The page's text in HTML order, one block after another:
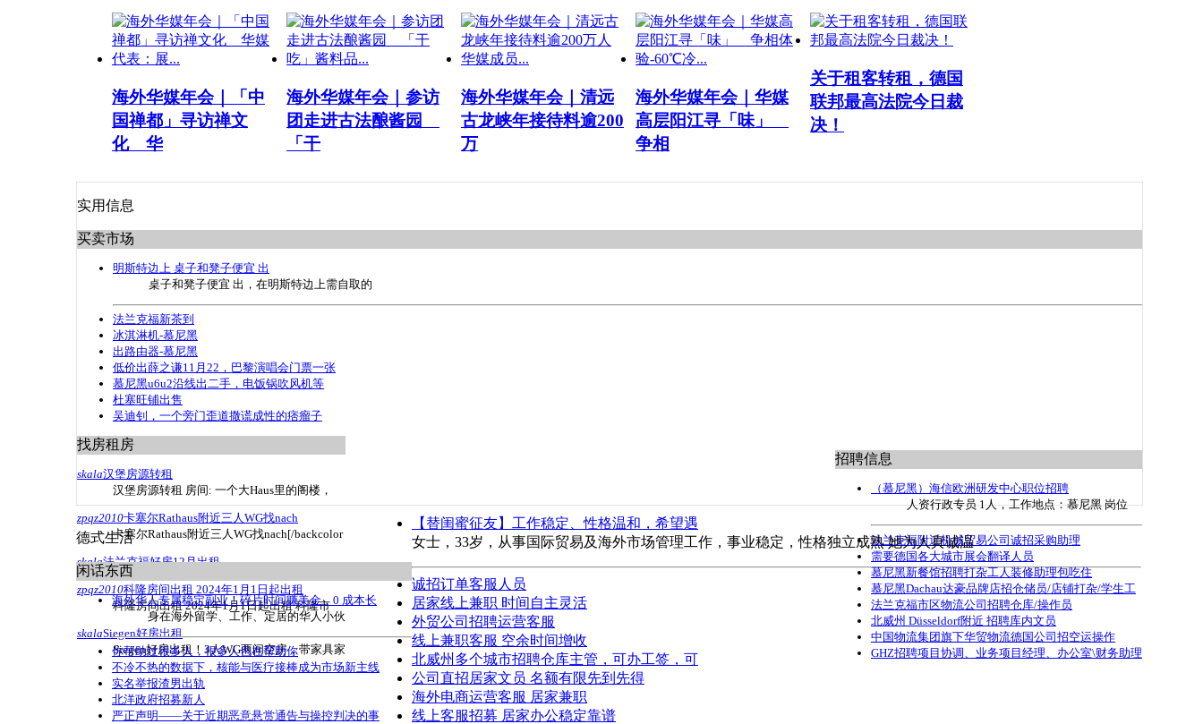
中国电视-《中国不会忘记》
4
海外华媒年会｜「中
国禅都」寻访禅文
化 华
海外华媒年会｜参访
团走进古法酿酱园
「干
海外华媒年会｜清远
古龙峡年接待料逾200
万
海外华媒年会｜华媒
高层阳江寻「味」
争相
关于租客转租，德国
联邦最高法院今日裁
决！
实用信息
买卖市场
明斯特边上 桌子和凳子便宜 出
桌子和凳子便宜 出，在明斯特边上需自取的
法兰克福新茶到
冰淇淋机-慕尼黑
出路由器-慕尼黑
低价出薛之谦11月22，巴黎演唱会门票一张
慕尼黑u6u2沿线出二手，电饭锅吹风机等
杜塞旺铺出售
吴迪钊，一个旁门歪道撒谎成性的痞瘤子
找房租房
skala汉堡房源转租
汉堡房源转租 房间: 一个大Haus里的阁楼，
zpqz2010卡塞尔Rathaus附近三人WG找nach
卡塞尔Rathaus附近三人WG找nach[/backcolor
skala法兰克福好房12月出租
zpqz2010科隆房间出租 2024年1月1日起出租
科隆房间出租 2024年1月1日起出租 科隆市
skalaSiegen好房出租
Siegen好房出租！3人WG两间空房，带家具家
招聘信息
（慕尼黑）海信欧洲研发中心职位招聘
人资行政专员 1人，工作地点：慕尼黑 岗位
法兰克福附近机械贸易公司诚招采购助理
需要德国各大城市展会翻译人员
慕尼黑新餐馆招聘打杂工人装修助理包吃住
慕尼黑Dachau达豪品牌店招仓储员/店铺打杂/学生工
法兰克福市区物流公司招聘仓库/操作员
北威州 Düsseldorf附近 招聘库内文员
中国物流集团旗下华贸物流德国公司招空运操作
GHZ招聘项目协调、业务项目经理、办公室\财务助理
德式生活
闲话东西
海外华人专属稳定副业！碎片时间赚美金，0 成本长
身在海外留学、工作、定居的华人小伙
你帮助过很多人，很多人也在帮助你
不冷不热的数据下，核能与医疗接棒成为市场新主线
实名举报渣男出轨
北洋政府招募新人
严正声明——关于近期恶意悬赏通告与操控判决的事
【替闺蜜征友】工作稳定、性格温和，希望遇
女士，33岁，从事国际贸易及海外市场管理工作，事业稳定，性格独立成熟 她为人真诚温
诚招订单客服人员
居家线上兼职 时间自主灵活
外贸公司招聘运营客服
线上兼职客服 空余时间增收
北威州多个城市招聘仓库主管，可办工签，可
公司直招居家文员 名额有限先到先得
海外电商运营客服 居家兼职
线上客服招募 居家办公稳定靠谱